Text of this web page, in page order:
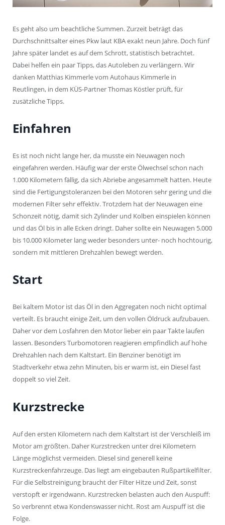
Es geht also um beachtliche Summen. Zurzeit beträgt das
Durchschnittsalter eines Pkw laut KBA exakt neun Jahre. Doch fünf
Jahre später landet es auf dem Schrott, statistisch betrachtet.
Dabei helfen ein paar Tipps, das Autoleben zu verlängern. Wir
danken Matthias Kimmerle vom Autohaus Kimmerle in
Reutlingen, in dem KÜS-Partner Thomas Köstler prüft, für
zusätzliche Tipps.
Einfahren
Es ist noch nicht lange her, da musste ein Neuwagen noch
eingefahren werden. Häufig war der erste Ölwechsel schon nach
1.000 Kilometern fällig, da sich Abriebe angesammelt hatten. Heute
sind die Fertigungstoleranzen bei den Motoren sehr gering und die
modernen Filter sehr effektiv. Trotzdem hat der Neuwagen eine
Schonzeit nötig, damit sich Zylinder und Kolben einspielen können
und das Öl bis in alle Ecken dringt. Daher sollte ein Neuwagen 5.000
bis 10.000 Kilometer lang weder besonders unter- noch hochtourig,
sondern mit mittleren Drehzahlen bewegt werden.
Start
Bei kaltem Motor ist das Öl in den Aggregaten noch nicht optimal
verteilt. Es braucht einige Zeit, um den vollen Öldruck aufzubauen.
Daher vor dem Losfahren den Motor lieber ein paar Takte laufen
lassen. Besonders Turbomotoren reagieren empfindlich auf hohe
Drehzahlen nach dem Kaltstart. Ein Benziner benötigt im
Stadtverkehr etwa zehn Minuten, bis er warm ist, ein Diesel fast
doppelt so viel Zeit.
Kurzstrecke
Auf den ersten Kilometern nach dem Kaltstart ist der Verschleiß im
Motor am größten. Daher Kurzstrecken unter drei Kilometern
Länge möglichst vermeiden. Diesel sind generell keine
Kurzstreckenfahrzeuge. Das liegt am eingebauten Rußpartikelfilter.
Für die Selbstreinigung braucht der Filter Hitze und Zeit, sonst
verstopft er irgendwann. Kurzstrecken belasten auch den Auspuff:
So verbrennt etwa Kondenswasser nicht. Rost am Auspuff ist die
Folge.